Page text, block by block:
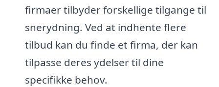
firmaer tilbyder forskellige tilgange til
snerydning. Ved at indhente flere
tilbud kan du finde et firma, der kan
tilpasse deres ydelser til dine
specifikke behov.